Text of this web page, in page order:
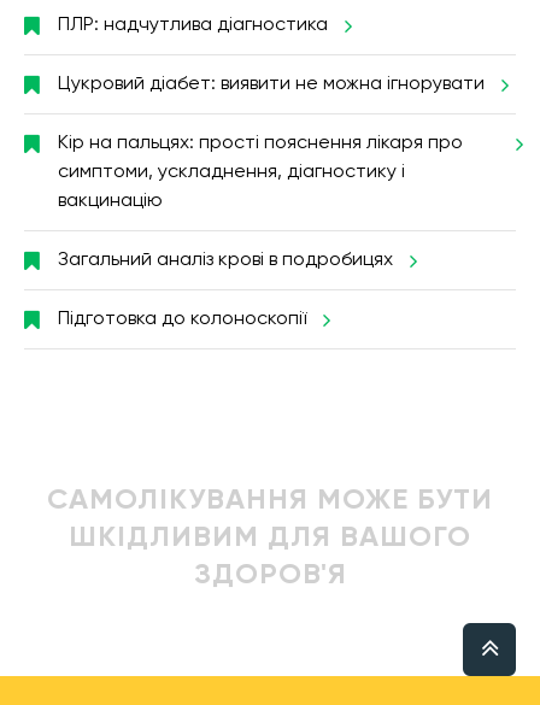
ПЛР: надчутлива діагностика
Цукровий діабет: виявити не можна ігнорувати
Кір на пальцях: прості пояснення лікаря про
симптоми, ускладнення, діагностику і
вакцинацію
Загальний аналіз крові в подробицях
Підготовка до колоноскопії
САМОЛІКУВАННЯ МОЖЕ БУТИ
ШКІДЛИВИМ ДЛЯ ВАШОГО
ЗДОРОВ'Я